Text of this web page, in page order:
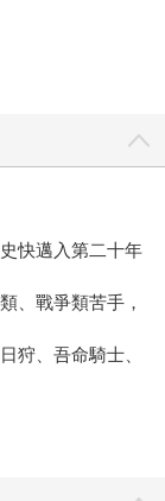
快邁入第二十年
、戰爭類苦手，
狩、吾命騎士、